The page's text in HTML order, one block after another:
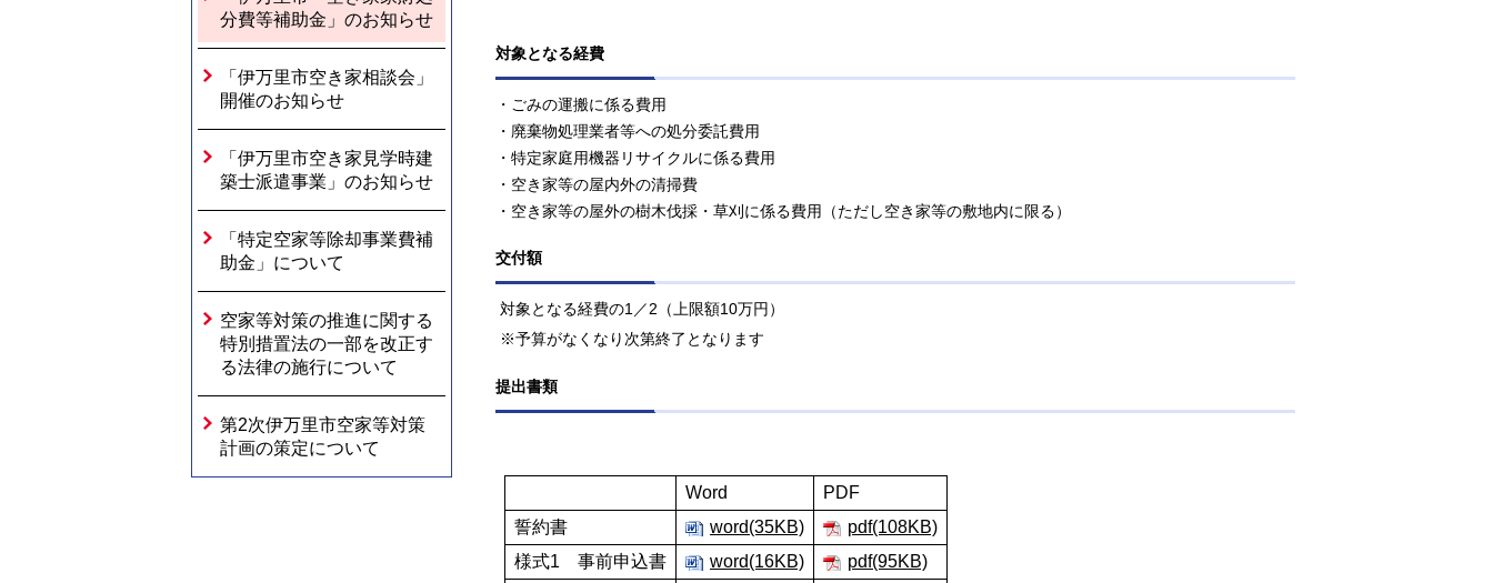
分費等補助金」のお知らせ
「伊万里市空き家相談会」
開催のお知らせ
「伊万里市空き家見学時建
築士派遣事業」のお知らせ
「特定空家等除却事業費補
助金」について
空家等対策の推進に関する
特別措置法の一部を改正す
る法律の施行について
第2次伊万里市空家等対策
計画の策定について
対象となる経費
・ ごみの運搬に係る費用
・廃棄物処理業者等への処分委託費用
・特定家庭用機器リサイクルに係る費用
・空き家等の屋内外の清掃費
・空き家等の屋外の樹木伐採・草刈に係る費用（ただし空き家等の敷地内に限る）
交付額
対象となる経費の1／2（上限額10万円）
※予算がなくなり次第終了となります
提出書類
Word
PDF
誓約書
word(35KB)
pdf(108KB)
様式1 事前申込書
word(16KB)
pdf(95KB)